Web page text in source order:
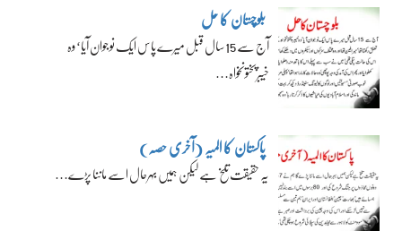
بلوچستان کا حل
آج سے 15 سال قبل میرے پاس ایک نوجوان آیا‘ وہ
خیبرپختونخواہ…
پاکستان کا المیہ (آخری حصہ)
یہ حقیقت تلخ ہے لیکن ہمیں بہرحال اسے ماننا پڑے…